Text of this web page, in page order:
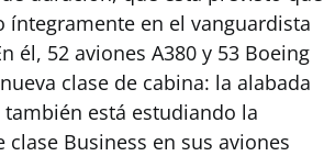
íntegramente en el vanguardista
él, 52 aviones A380 y 53 Boeing
clase de cabina: la alabada
está estudiando la
Business en sus aviones